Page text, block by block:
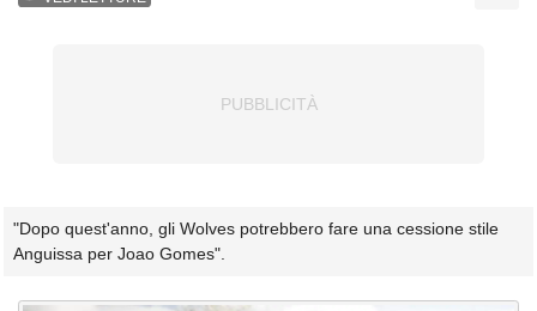
"Dopo quest'anno, gli Wolves potrebbero fare una cessione stile
Anguissa per Joao Gomes".